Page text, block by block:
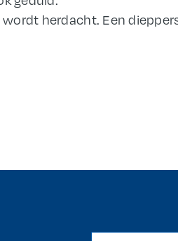
herdacht. Een